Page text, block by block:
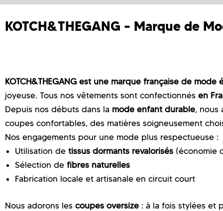
KOTCH&THEGANG – Marque de
KOTCH&THEGANG est une marque française de
joyeuse. Tous nos vêtements sont confectionnés en
Depuis nos débuts dans la mode enfant durable, nous
coupes confortables, des matières soigneusement
Nos engagements pour une mode plus respectueuse :
Utilisation de tissus dormants revalorisés (économie
Sélection de fibres naturelles
Fabrication locale et artisanale en circuit court
Nous adorons les coupes oversize : à la fois stylées et